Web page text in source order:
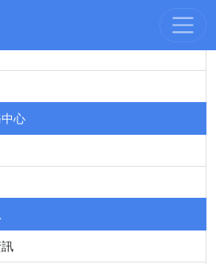
心
心